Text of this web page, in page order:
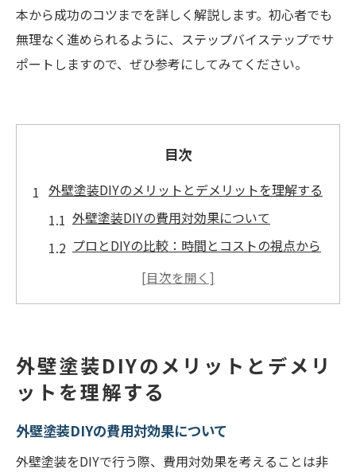
本から成功のコツまでを詳しく解説します。初心者でも
無理なく進められるように、ステップバイステップでサ
ポートしますので、ぜひ参考にしてみてください。
目次
外壁塗装DIYのメリットとデメリットを理解する
外壁塗装DIYの費用対効果について
プロとDIYの比較：時間とコストの視点から
DIYの達成感と満足感
DIY外壁塗装のリスクとは？注意点を解説
人
外壁塗装DIYの長期的なメリットとデメリッ
ト
外壁塗装DIYに必要な道具と準備のポイント
外壁塗装に必要な基本ツール一覧
外壁塗装DIYのメリットとデメリ
ットを理解する
外壁塗装DIYの費用対効果について
外壁塗装をDIYで行う際、費用対効果を考えることは非